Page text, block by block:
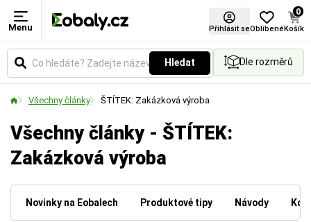
Menu Přihlásit seOblíbené
0
Košík
Hledat Dle rozměrů
Všechny články ŠTÍTEK: Zakázková výroba
Všechny články - ŠTÍTEK:
Zakázková výroba
Novinky na Eobalech Produktové tipy Návody